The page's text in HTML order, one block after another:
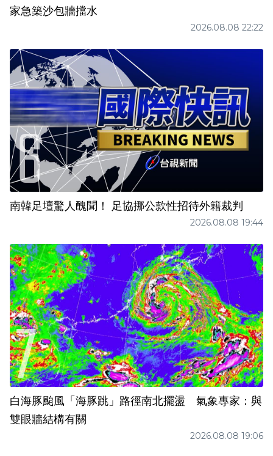
家急築沙包牆擋水
2026.08.08 22:22
南韓足壇驚人醜聞！ 足協挪公款性招待外籍裁判
2026.08.08 19:44
白海豚颱風「海豚跳」路徑南北擺盪 氣象專家：與
雙眼牆結構有關
2026.08.08 19:06